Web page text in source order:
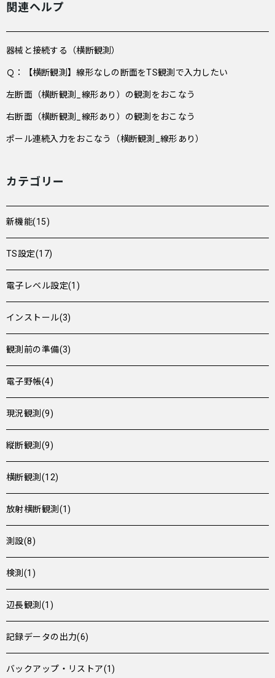
関連ヘルプ
器械と接続する（横断観測）
Ｑ：【横断観測】線形なしの断面をTS観測で入力したい
左断面（横断観測_線形あり）の観測をおこなう
右断面（横断観測_線形あり）の観測をおこなう
ポール連続入力をおこなう（横断観測_線形あり）
カテゴリー
新機能(15)
TS設定(17)
電子レベル設定(1)
インストール(3)
観測前の準備(3)
電子野帳(4)
現況観測(9)
縦断観測(9)
横断観測(12)
放射横断観測(1)
測設(8)
検測(1)
辺長観測(1)
記録データの出力(6)
バックアップ・リストア(1)